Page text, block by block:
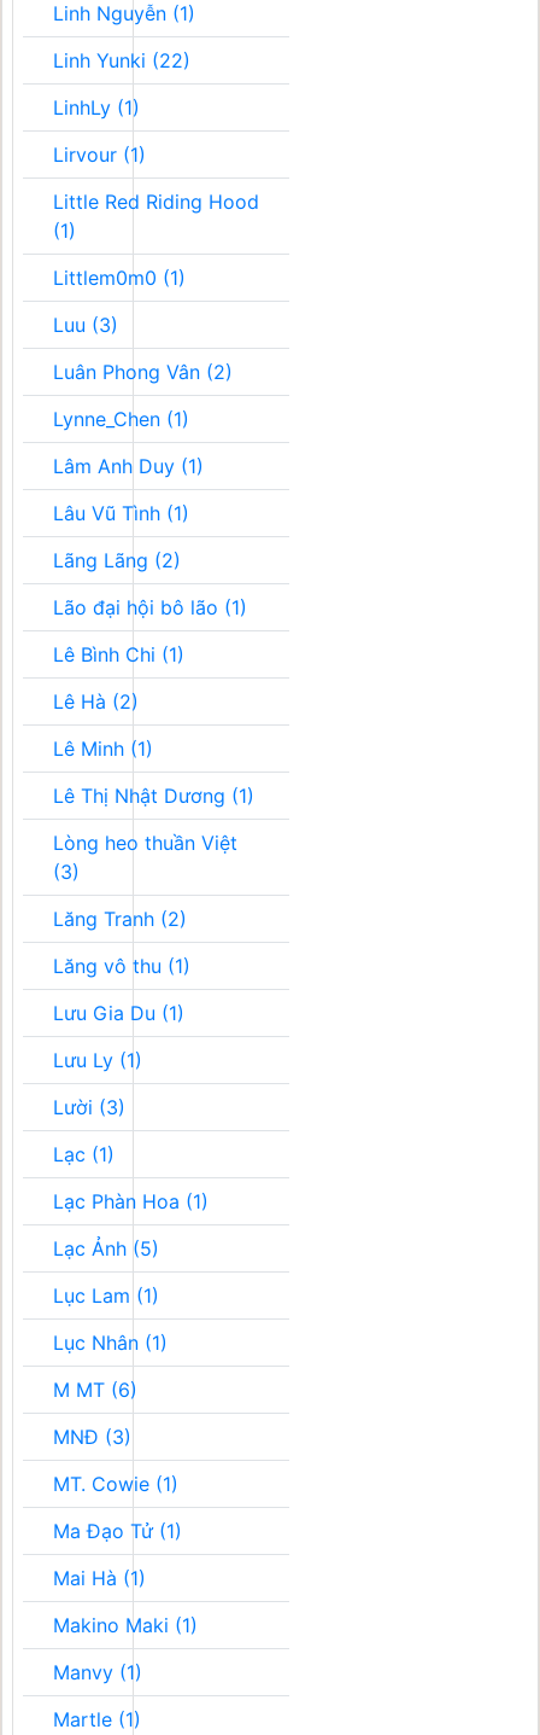
Linh Nguyễn (1)
Linh Yunki (22)
LinhLy (1)
Lirvour (1)
Little Red Riding Hood
(1)
Littlem0m0 (1)
Luu (3)
Luân Phong Vân (2)
Lynne_Chen (1)
Lâm Anh Duy (1)
Lâu Vũ Tình (1)
Lãng Lãng (2)
Lão đại hội bô lão (1)
Lê Bình Chi (1)
Lê Hà (2)
Lê Minh (1)
Lê Thị Nhật Dương (1)
Lòng heo thuần Việt
(3)
Lăng Tranh (2)
Lăng vô thu (1)
Lưu Gia Du (1)
Lưu Ly (1)
Lười (3)
Lạc (1)
Lạc Phàn Hoa (1)
Lạc Ảnh (5)
Lục Lam (1)
Lục Nhân (1)
M MT (6)
MNĐ (3)
MT. Cowie (1)
Ma Đạo Tử (1)
Mai Hà (1)
Makino Maki (1)
Manvy (1)
Martle (1)